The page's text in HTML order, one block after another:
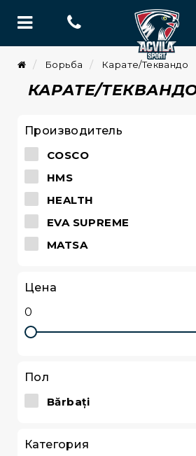
Борьба Карате/Теквандо
КАРАТЕ/
Производитель
COSCO
HMS
HEALTH
EVA SUPREME
MATSA
Цена
Пол
Bărbați
Категория